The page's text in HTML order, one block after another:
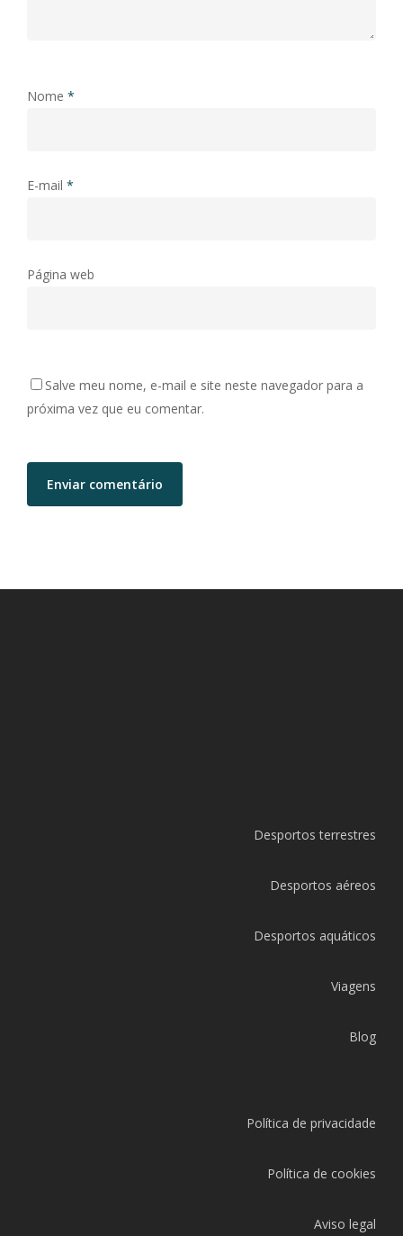
Nome *
E-mail *
Página web
Salve meu nome, e-mail e site neste navegador para a
próxima vez que eu comentar.
Desportos terrestres
Desportos aéreos
Desportos aquáticos
Viagens
Blog
Política de privacidade
Política de cookies
Aviso legal